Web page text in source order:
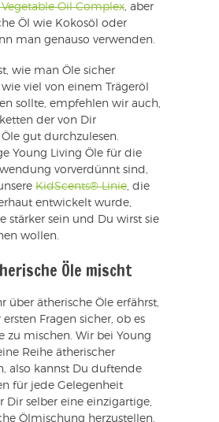
Oil Complex, aber
Öl wie Kokosöl oder
man genauso verwenden.
wie man Öle sicher
viel von einem Trägeröl
sollte, empfehlen wir auch,
der von Dir
gut durchzulesen.
Young Living Öle für die
vorverdünnt sind,
KidScents® Linie, die
entwickelt wurde,
stärker sein und Du wirst sie
wollen.
Öle mischt
über ätherische Öle erfährst,
Fragen sicher, ob es
zu mischen. Wir bei Young
Reihe ätherischer
also kannst Du duftende
für jede Gelegenheit
Dir selber eine einzigartige,
Ölmischung herzustellen,